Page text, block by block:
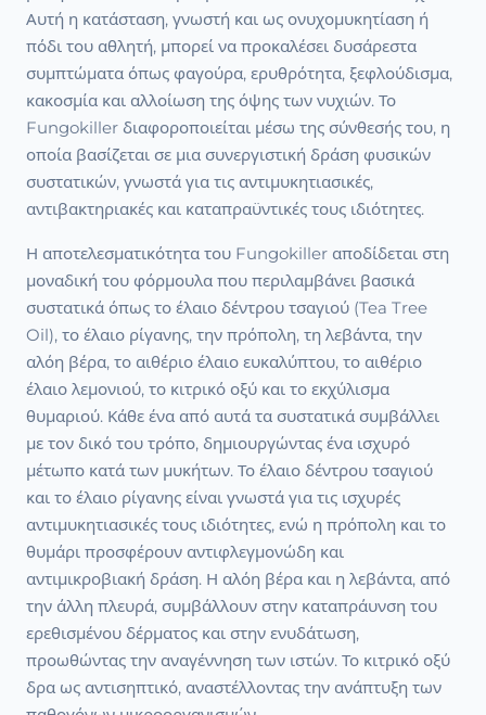
Αυτή η κατάσταση, γνωστή και ως ονυχομυκητίαση ή
πόδι του αθλητή, μπορεί να προκαλέσει δυσάρεστα
συμπτώματα όπως φαγούρα, ερυθρότητα, ξεφλούδισμα,
κακοσμία και αλλοίωση της όψης των νυχιών. Το
Fungokiller διαφοροποιείται μέσω της σύνθεσής του, η
οποία βασίζεται σε μια συνεργιστική δράση φυσικών
συστατικών, γνωστά για τις αντιμυκητιασικές,
αντιβακτηριακές και καταπραϋντικές τους ιδιότητες.
Η αποτελεσματικότητα του Fungokiller αποδίδεται στη
μοναδική του φόρμουλα που περιλαμβάνει βασικά
συστατικά όπως το έλαιο δέντρου τσαγιού (Tea Tree
Oil), το έλαιο ρίγανης, την πρόπολη, τη λεβάντα, την
αλόη βέρα, το αιθέριο έλαιο ευκαλύπτου, το αιθέριο
έλαιο λεμονιού, το κιτρικό οξύ και το εκχύλισμα
θυμαριού. Κάθε ένα από αυτά τα συστατικά συμβάλλει
με τον δικό του τρόπο, δημιουργώντας ένα ισχυρό
μέτωπο κατά των μυκήτων. Το έλαιο δέντρου τσαγιού
και το έλαιο ρίγανης είναι γνωστά για τις ισχυρές
αντιμυκητιασικές τους ιδιότητες, ενώ η πρόπολη και το
θυμάρι προσφέρουν αντιφλεγμονώδη και
αντιμικροβιακή δράση. Η αλόη βέρα και η λεβάντα, από
την άλλη πλευρά, συμβάλλουν στην καταπράυνση του
ερεθισμένου δέρματος και στην ενυδάτωση,
προωθώντας την αναγέννηση των ιστών. Το κιτρικό οξύ
δρα ως αντισηπτικό, αναστέλλοντας την ανάπτυξη των